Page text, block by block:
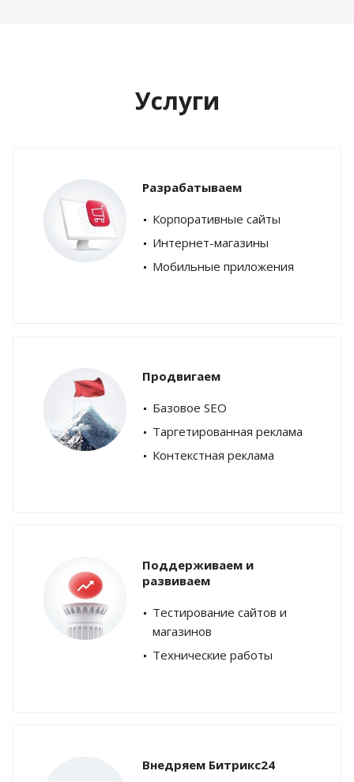
Услуги
Разрабатываем
Корпоративные сайты
Интернет-магазины
Мобильные приложения
Продвигаем
Базовое SEO
Таргетированная реклама
Контекстная реклама
Поддерживаем и
развиваем
Тестирование сайтов и
магазинов
Технические работы
Внедряем Битрикс24